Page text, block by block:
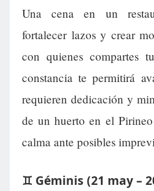
Una cena en un
fortalecer lazos y crear
con quienes compartes
constancia te permitirá
requieren dedicación y
de un huerto en el
calma ante posibles
♊ Géminis (21 may –